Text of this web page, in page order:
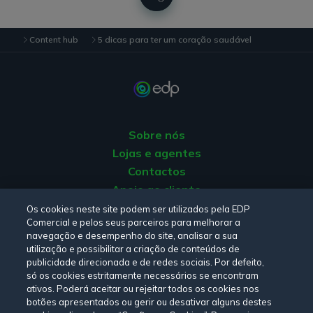
do coração, a dieta deve conter vitaminas, minerais,
gorduras monoinsaturadas (presente, por exemplo, no
e evite os alimentos ricos em sal, açúcar ou gordura e o
4. Combater o stress: adote atividades de lazer que o
deixem relaxado, como a leitura a dança, a meditação
ou a jardinagem, e não se esqueça de dormir entre 6 a
8 horas por dia;
5. Fazer check-ups regulares: controlar a
hipertensão e medir regularmente os níveis de
colesterol é importante para garantir um coração
saudável. Além disso, deve apostar na prevenção com
rastreios regulares, nos homens a partir dos 40 anos e
nas mulheres a partir dos 50 ou após a menopausa;
Content hub 5 dicas para ter um coração saudável
Sobre nós
Lojas e agentes
Contactos
Apoio ao cliente
Origem da energia
Livro de reclamações
Consulte a nossa Política de privacidade, Política de cookies
Termos e CondiçõeseDeclaração de Acessibilidade.
Os cookies neste site podem ser utilizados pela EDP
Comercial e pelos seus parceiros para melhorar a
navegação e desempenho do site, analisar a sua
utilização e possibilitar a criação de conteúdos de
publicidade direcionada e de redes sociais. Por defeito,
só os cookies estritamente necessários se encontram
ativos. Poderá aceitar ou rejeitar todos os cookies nos
botões apresentados ou gerir ou desativar alguns destes